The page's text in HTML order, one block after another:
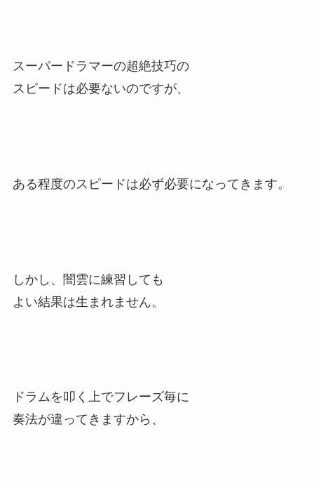
スーパードラマーの超絶技巧の
スピードは必要ないのですが、
ある程度のスピードは必ず必要になってきます。
しかし、闇雲に練習しても
よい結果は生まれません。
ドラムを叩く上でフレーズ毎に
奏法が違ってきますから、